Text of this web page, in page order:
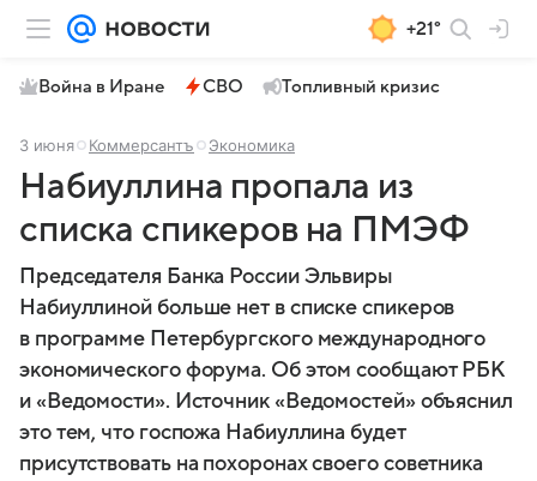
+21°
Война в Иране СВО Топливный кризис
3 июня Коммерсантъ Экономика
Набиуллина пропала из
списка спикеров на ПМЭФ
Председателя Банка России Эльвиры
Набиуллиной больше нет в списке спикеров
в программе Петербургского международного
экономического форума. Об этом сообщают РБК
и «Ведомости». Источник «Ведомостей» объяснил
это тем, что госпожа Набиуллина будет
присутствовать на похоронах своего советника